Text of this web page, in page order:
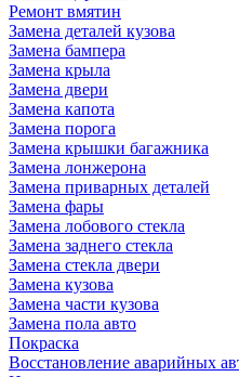
Ремонт вмятин
Замена деталей кузова
Замена бампера
Замена крыла
Замена двери
Замена капота
Замена порога
Замена крышки багажника
Замена лонжерона
Замена приварных деталей
Замена фары
Замена лобового стекла
Замена заднего стекла
Замена стекла двери
Замена кузова
Замена части кузова
Замена пола авто
Покраска
Восстановление аварийных